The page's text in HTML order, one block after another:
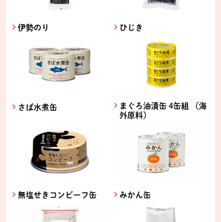
伊勢のり ひじき
さば水煮缶
まぐろ油漬缶 4缶組 （海
外原料）
無塩せきコンビーフ缶 みかん缶